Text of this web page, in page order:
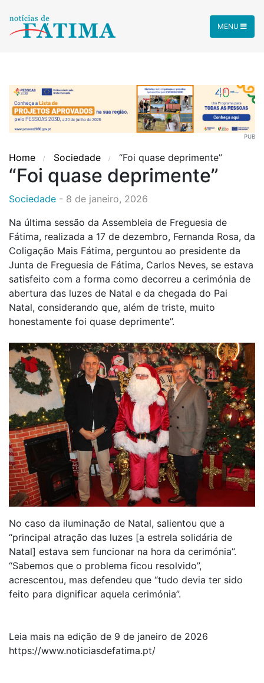
MENU
PUB
Home Sociedade “Foi quase deprimente”
“Foi quase deprimente”
Sociedade - 8 de janeiro, 2026
Na última sessão da Assembleia de Freguesia de
Fátima, realizada a 17 de dezembro, Fernanda Rosa, da
Coligação Mais Fátima, perguntou ao presidente da
Junta de Freguesia de Fátima, Carlos Neves, se estava
satisfeito com a forma como decorreu a cerimónia de
abertura das luzes de Natal e da chegada do Pai
Natal, considerando que, além de triste, muito
honestamente foi quase deprimente”.
No caso da iluminação de Natal, salientou que a
“principal atração das luzes [a estrela solidária de
Natal] estava sem funcionar na hora da cerimónia”.
“Sabemos que o problema ficou resolvido”,
acrescentou, mas defendeu que “tudo devia ter sido
feito para dignificar aquela cerimónia”.
Leia mais na edição de 9 de janeiro de 2026
https://www.noticiasdefatima.pt/